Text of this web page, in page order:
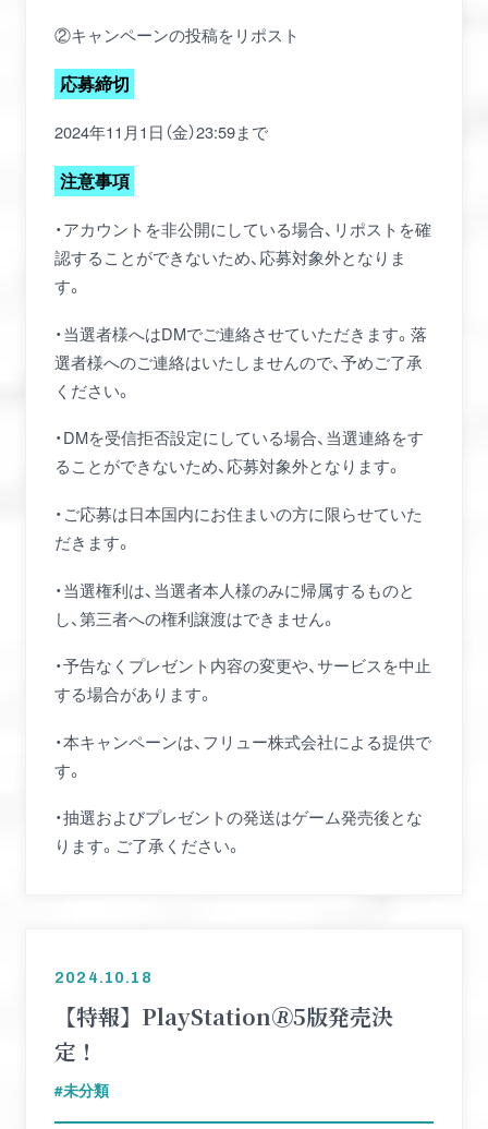
②キャンペーンの投稿をリポスト
応募締切
2024年11月1日（金）23:59まで
注意事項
・アカウントを非公開にしている場合、リポストを確
認することができないため、応募対象外となりま
す。
・当選者様へはDMでご連絡させていただきます。落
選者様へのご連絡はいたしませんので、予めご了承
ください。
・DMを受信拒否設定にしている場合、当選連絡をす
ることができないため、応募対象外となります。
・ご応募は日本国内にお住まいの方に限らせていた
だきます。
・当選権利は、当選者本人様のみに帰属するものと
し、第三者への権利譲渡はできません。
・予告なくプレゼント内容の変更や、サービスを中止
する場合があります。
・本キャンペーンは、フリュー株式会社による提供で
す。
・抽選およびプレゼントの発送はゲーム発売後とな
ります。ご了承ください。
2024.10.18
未分類
【特報】PlayStation🄬5版発売決
定！